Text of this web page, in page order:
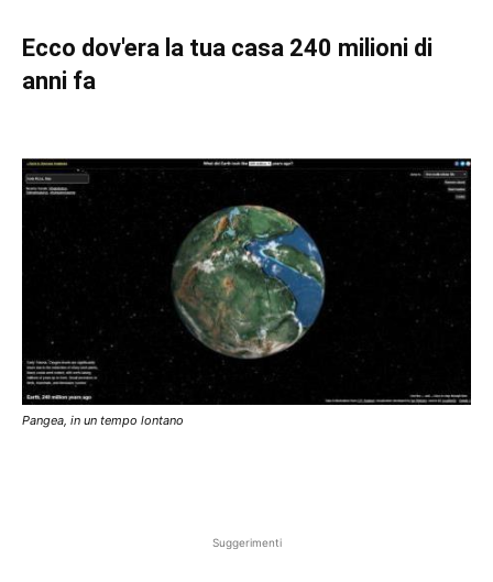
Ecco dov'era la tua casa 240 milioni di
anni fa
Pangea, in un tempo lontano
Suggerimenti